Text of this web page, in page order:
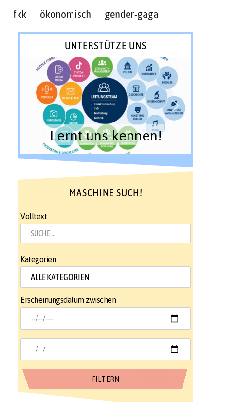
fkk ökonomisch gender-gaga
UNTERSTÜTZE UNS
Lernt uns kennen!
MASCHINE SUCH!
Volltext
Kategorien
Erscheinungsdatum zwischen